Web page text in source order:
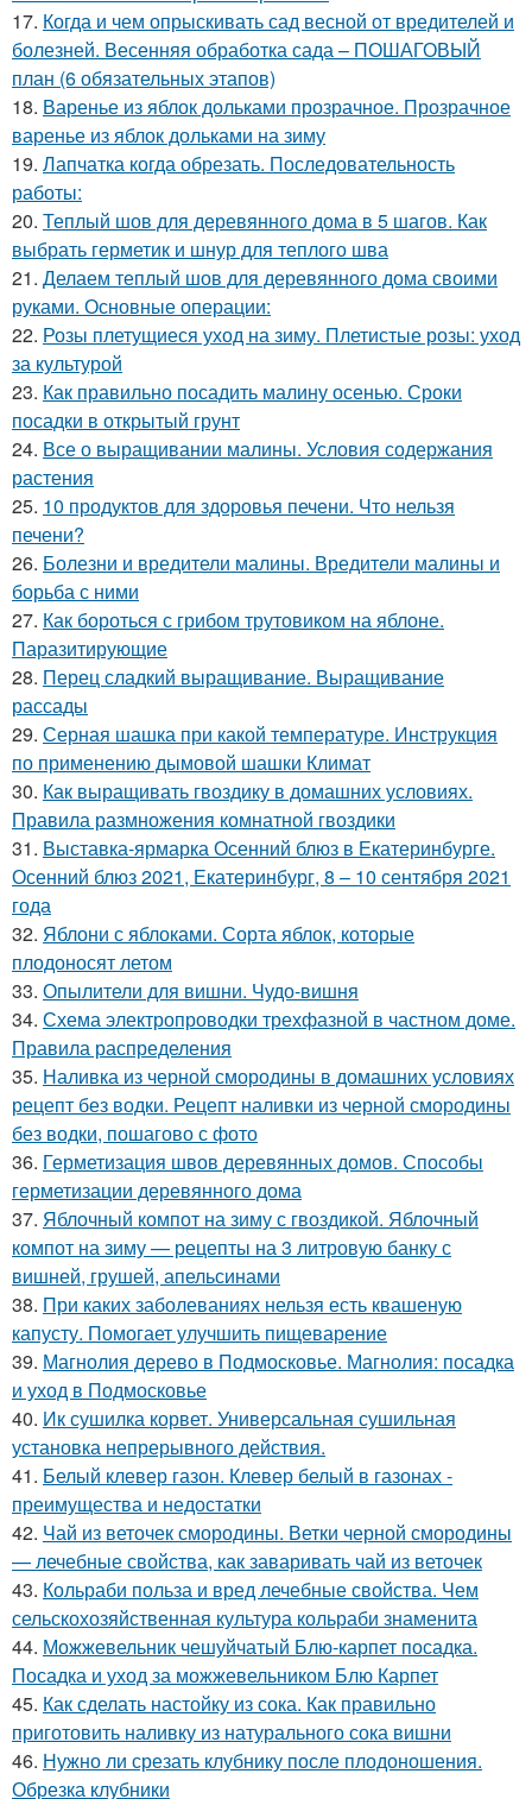
17. Когда и чем опрыскивать сад весной от вредителей и
болезней. Весенняя обработка сада – ПОШАГОВЫЙ
план (6 обязательных этапов)
18. Варенье из яблок дольками прозрачное. Прозрачное
варенье из яблок дольками на зиму
19. Лапчатка когда обрезать. Последовательность
работы:
20. Теплый шов для деревянного дома в 5 шагов. Как
выбрать герметик и шнур для теплого шва
21. Делаем теплый шов для деревянного дома своими
руками. Основные операции:
22. Розы плетущиеся уход на зиму. Плетистые розы: уход
за культурой
23. Как правильно посадить малину осенью. Сроки
посадки в открытый грунт
24. Все о выращивании малины. Условия содержания
растения
25. 10 продуктов для здоровья печени. Что нельзя
печени?
26. Болезни и вредители малины. Вредители малины и
борьба с ними
27. Как бороться с грибом трутовиком на яблоне.
Паразитирующие
28. Перец сладкий выращивание. Выращивание
рассады
29. Серная шашка при какой температуре. Инструкция
по применению дымовой шашки Климат
30. Как выращивать гвоздику в домашних условиях.
Правила размножения комнатной гвоздики
31. Выставка-ярмарка Осенний блюз в Екатеринбурге.
Осенний блюз 2021, Екатеринбург, 8 – 10 сентября 2021
года
32. Яблони с яблоками. Сорта яблок, которые
плодоносят летом
33. Опылители для вишни. Чудо-вишня
34. Схема электропроводки трехфазной в частном доме.
Правила распределения
35. Наливка из черной смородины в домашних условиях
рецепт без водки. Рецепт наливки из черной смородины
без водки, пошагово с фото
36. Герметизация швов деревянных домов. Способы
герметизации деревянного дома
37. Яблочный компот на зиму с гвоздикой. Яблочный
компот на зиму — рецепты на 3 литровую банку с
вишней, грушей, апельсинами
38. При каких заболеваниях нельзя есть квашеную
капусту. Помогает улучшить пищеварение
39. Магнолия дерево в Подмосковье. Магнолия: посадка
и уход в Подмосковье
40. Ик сушилка корвет. Универсальная сушильная
установка непрерывного действия.
41. Белый клевер газон. Клевер белый в газонах -
преимущества и недостатки
42. Чай из веточек смородины. Ветки черной смородины
— лечебные свойства, как заваривать чай из веточек
43. Кольраби польза и вред лечебные свойства. Чем
сельскохозяйственная культура кольраби знаменита
44. Можжевельник чешуйчатый Блю-карпет посадка.
Посадка и уход за можжевельником Блю Карпет
45. Как сделать настойку из сока. Как правильно
приготовить наливку из натурального сока вишни
46. Нужно ли срезать клубнику после плодоношения.
Обрезка клубники